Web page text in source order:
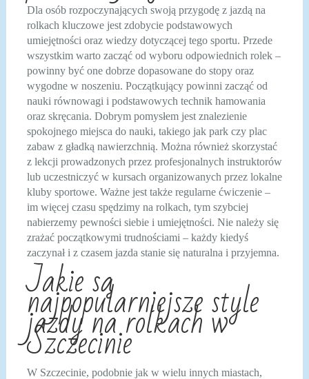
Dla osób rozpoczynających swoją przygodę z jazdą na
rolkach kluczowe jest zdobycie podstawowych
umiejętności oraz wiedzy dotyczącej tego sportu. Przede
wszystkim warto zacząć od wyboru odpowiednich rolek –
powinny być one dobrze dopasowane do stopy oraz
wygodne w noszeniu. Początkujący powinni zacząć od
nauki równowagi i podstawowych technik hamowania
oraz skręcania. Dobrym pomysłem jest znalezienie
spokojnego miejsca do nauki, takiego jak park czy plac
zabaw z gładką nawierzchnią. Można również skorzystać
z lekcji prowadzonych przez profesjonalnych instruktorów
lub uczestniczyć w kursach organizowanych przez lokalne
kluby sportowe. Ważne jest także regularne ćwiczenie –
im więcej czasu spędzimy na rolkach, tym szybciej
nabierzemy pewności siebie i umiejętności. Nie należy się
zrażać początkowymi trudnościami – każdy kiedyś
zaczynał i z czasem jazda stanie się naturalna i przyjemna.
Jakie są
najpopularniejsze style
jazdy na rolkach w
Szczecinie
W Szczecinie, podobnie jak w wielu innych miastach,